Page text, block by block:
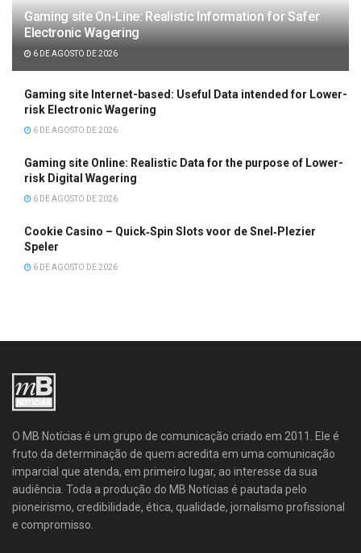
Gaming site On-Line: Realistic Information for Safer
Electronic Wagering
6 DE AGOSTO DE 2026
Gaming site Internet-based: Useful Data intended for Lower-
risk Electronic Wagering
6 DE AGOSTO DE 2026
Gaming site Online: Realistic Data for the purpose of Lower-
risk Digital Wagering
6 DE AGOSTO DE 2026
Cookie Casino – Quick‑Spin Slots voor de Snel‑Plezier
Speler
6 DE AGOSTO DE 2026
O MB Notícias é um grupo de comunicação criado em 2011. Ele é
fruto da determinação de quem acredita em uma comunicação
imparcial que atenda, em primeiro lugar, ao interesse da sua
audiência. Toda a produção do MB Notícias é pautada pelo
pioneirismo, credibilidade, ética, qualidade, jornalismo profissional
e compromisso.